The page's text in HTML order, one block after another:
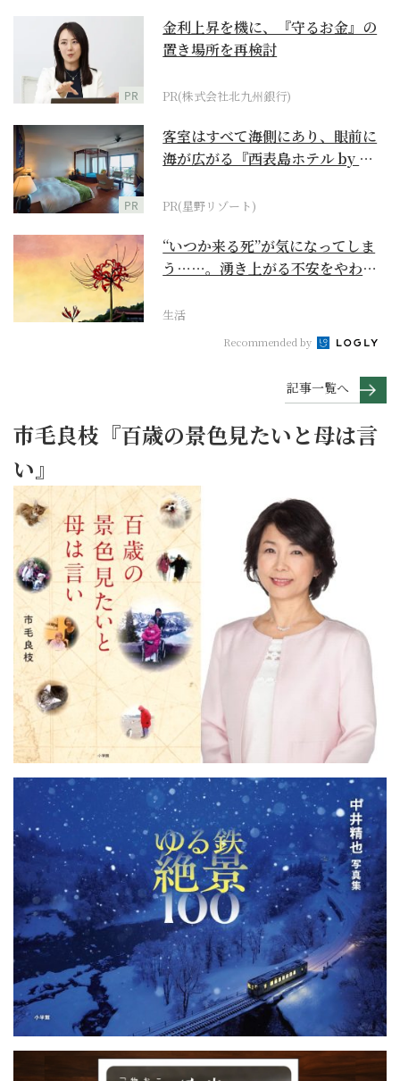
PR
金利上昇を機に、『守るお金』の
置き場所を再検討
PR(株式会社北九州銀行)
PR
客室はすべて海側にあり、眼前に
海が広がる『西表島ホテル by 星
PR(星野リゾート)
“いつか来る死”が気になってしま
う……。湧き上がる不安をやわら
生活
Recommended by
記事一覧へ
市毛良枝『百歳の景色見たいと母は言
い』